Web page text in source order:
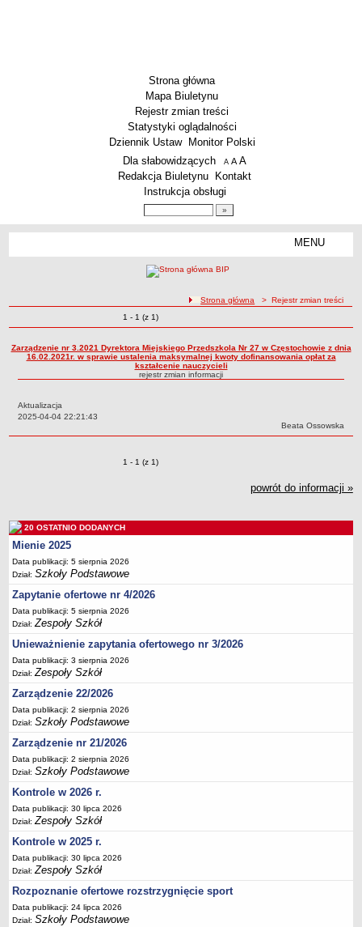
Strona główna
Mapa Biuletynu
Rejestr zmian treści
Statystyki oglądalności
Dziennik Ustaw
Monitor Polski
Menu dodatkowe
Dla słabowidzących A pomniejsz czcionkę
A standardowy rozmiar czcionki
A
Redakcja Biuletynu
Kontakt
Instrukcja obsługi
MENU
Techniczne Zakłady Naukowe
PRZEDSZKOLA
Przedszkola Miejskie
Zlikwidowane gimnazja
Przekształcone szkoły i placówki
Wielofunkcyjna Placówka
BURSA MIEJSKA
Dane podstawowe
Statut
Majątek
Godziny dyżurów
Ogłoszenie
Zarządzenia
Kontrole
Rejestry, ewidencje, archiwa
Sprawozdania
Deklaracja dostępności
PORADNIE PSYCHOLOGICZNO-PEDAGOGICZNE
Zespół Poradni
BIURO FINANSÓW OŚWIATY
Dane podstawowe
Statut
Majątek
Godziny dyżurów
Ogłoszenia
Zarządzenia
ścieżka nawigacji
Strona główna > Rejestr zmian treści
Zmiany o pozycjach
1 - 1 (z 1)
Zarządzenie nr 3.2021 Dyrektora Miejskiego Przedszkola Nr 27 w Częstochowie z dnia
16.02.2021r. w sprawie ustalenia maksymalnej kwoty dofinansowania opłat za
kształcenie nauczycieli
rejestr zmian informacji
Aktualizacja
Data:
2025-04-04 22:21:43
Autor:
Beata Ossowska
Zmiany o pozycjach
1 - 1 (z 1)
powrót do informacji »
20 OSTATNIO DODANYCH
Mienie 2025
Data publikacji: 5 sierpnia 2026
Dział:Szkoły Podstawowe
Zapytanie ofertowe nr 4/2026
Data publikacji: 5 sierpnia 2026
Dział:Zespoły Szkół
Unieważnienie zapytania ofertowego nr 3/2026
Data publikacji: 3 sierpnia 2026
Dział:Zespoły Szkół
Zarządzenie 22/2026
Data publikacji: 2 sierpnia 2026
Dział:Szkoły Podstawowe
Zarządzenie nr 21/2026
Data publikacji: 2 sierpnia 2026
Dział:Szkoły Podstawowe
Kontrole w 2026 r.
Data publikacji: 30 lipca 2026
Dział:Zespoły Szkół
Kontrole w 2025 r.
Data publikacji: 30 lipca 2026
Dział:Zespoły Szkół
Rozpoznanie ofertowe rozstrzygnięcie sport
Data publikacji: 24 lipca 2026
Dział:Szkoły Podstawowe